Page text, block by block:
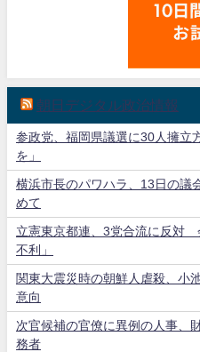
朝日デジタル政治情報
参政党、福岡県議選に30人擁
を」
横浜市長のパワハラ、13日の
めて
立憲東京都連、3党合流に反対
不利」
関東大震災時の朝鮮人虐殺、小
意向
次官候補の官僚に異例の人事
務者